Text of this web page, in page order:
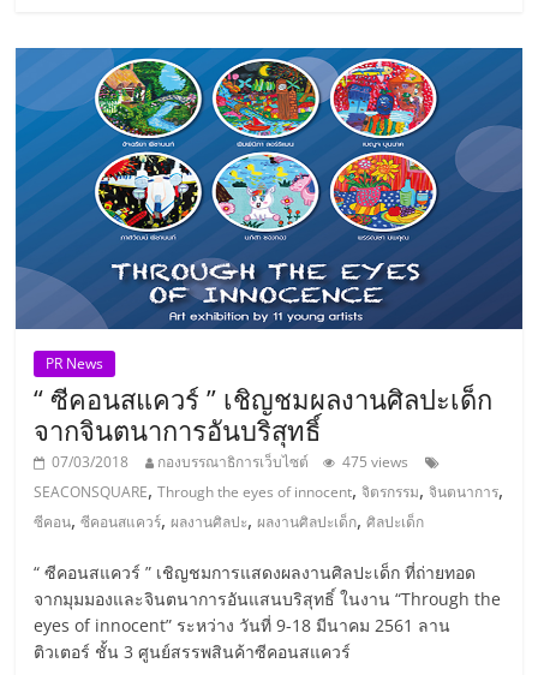
ร้าน
ปรึกษา
ฟรี,
บริการ
พัฒนา
ระบบ
แฟ
รน
ไชส์"
"ศูนย์
รวม
PR News
“ ซีคอนสแควร์ ” เชิญชมผลงานศิลปะเด็ก
จากจินตนาการอันบริสุทธิ์
07/03/2018 กองบรรณาธิการเว็บไซต์
475 views
SEACONSQUARE,Through the eyes of innocent,จิตรกรรม,จินตนาการ,
ซีคอน,ซีคอนสแควร์,ผลงานศิลปะ,ผลงานศิลปะเด็ก,ศิลปะเด็ก
“ ซีคอนสแควร์ ” เชิญชมการแสดงผลงานศิลปะเด็ก ที่ถ่ายทอด
จากมุมมองและจินตนาการอันแสนบริสุทธิ์ ในงาน “Through the
eyes of innocent” ระหว่าง วันที่ 9-18 มีนาคม 2561 ลาน
ติวเตอร์ ชั้น 3 ศูนย์สรรพสินค้าซีคอนสแควร์